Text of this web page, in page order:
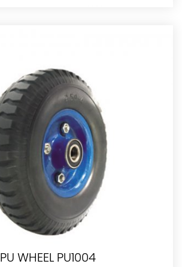
PU WHEEL PU1004